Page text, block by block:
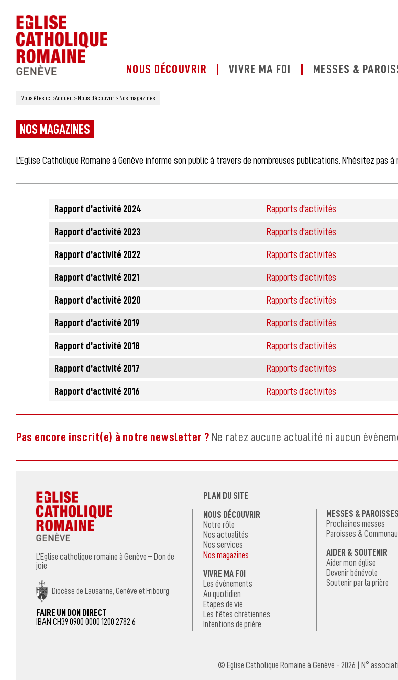
NOUS DÉCOUVRIR VIVRE MA FOI MESSES &
Vous êtes ici ›Accueil > Nous découvrir > Nos magazines
NOS MAGAZINES
L’Eglise Catholique Romaine à Genève informe son public à travers de nombreuses publications. N’hésitez pas
Rapport d’activité 2024 Rapports d'activités
Rapport d’activité 2023 Rapports d'activités
Rapport d’activité 2022 Rapports d'activités
Rapport d’activité 2021 Rapports d'activités
Rapport d’activité 2020 Rapports d'activités
Rapport d’activité 2019 Rapports d'activités
Rapport d’activité 2018 Rapports d'activités
Rapport d’activité 2017 Rapports d'activités
Rapport d'activité 2016 Rapports d'activités
Pas encore inscrit(e) à notre newsletter ? Ne ratez aucune actualité ni aucun
L’Eglise catholique romaine à Genève – Don de
joie
Diocèse de Lausanne, Genève et Fribourg
FAIRE UN DON DIRECT
IBAN CH39 0900 0000 1200 2782 6
PLAN DU SITE
NOUS DÉCOUVRIR
Notre rôle
Nos actualités
Nos services
Nos magazines
VIVRE MA FOI
Les événements
Au quotidien
Etapes de vie
Les fêtes chrétiennes
Intentions de prière
MESSES & PAROISSES
Prochaines messes
Paroisses &
AIDER & SOUTENIR
Aider mon église
Devenir bénévole
Soutenir par la prière
© Eglise Catholique Romaine à Genève - 2026 | N°